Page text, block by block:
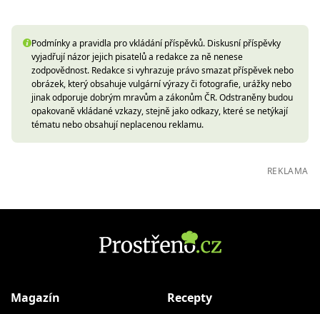
Podmínky a pravidla pro vkládání příspěvků. Diskusní příspěvky
vyjadřují názor jejich pisatelů a redakce za ně nenese
zodpovědnost. Redakce si vyhrazuje právo smazat příspěvek nebo
obrázek, který obsahuje vulgární výrazy či fotografie, urážky nebo
jinak odporuje dobrým mravům a zákonům ČR. Odstraněny budou
opakovaně vkládané vzkazy, stejně jako odkazy, které se netýkají
tématu nebo obsahují neplacenou reklamu.
REKLAMA
Magazín Recepty